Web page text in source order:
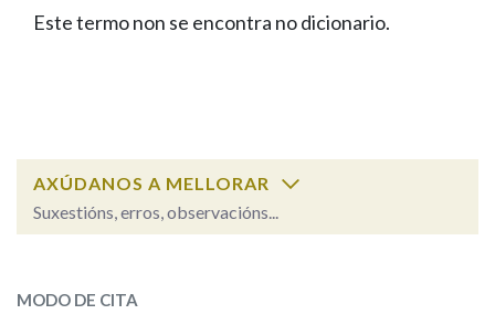
FIGURAS HOMENAXEADAS
PORTAL DAS PALABRAS
Facebook
TwitterYoutubeInstagram
Bluesky
BUSCAR NOS LEMAS
Remata por
Este termo non se encontra no dicionario.
AXÚDANOS A MELLORAR
Suxestións, erros, observacións...
Observación
MODO DE CITA